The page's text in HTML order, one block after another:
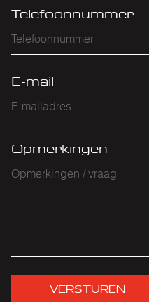
Telefoonnummer
E-mail
Opmerkingen
VERSTUREN